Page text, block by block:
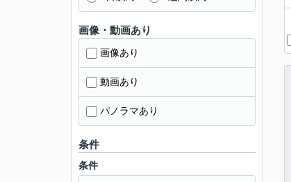
画像・動画あり
画像あり
動画あり
パノラマあり
条件
条件